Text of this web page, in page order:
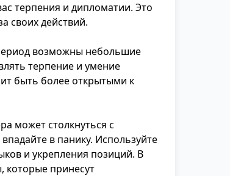
терпения и дипломатии. Это
своих действий.
возможны небольшие
терпение и умение
быть более открытыми к
может столкнуться с
в панику. Используйте
и укрепления позиций. В
принесут